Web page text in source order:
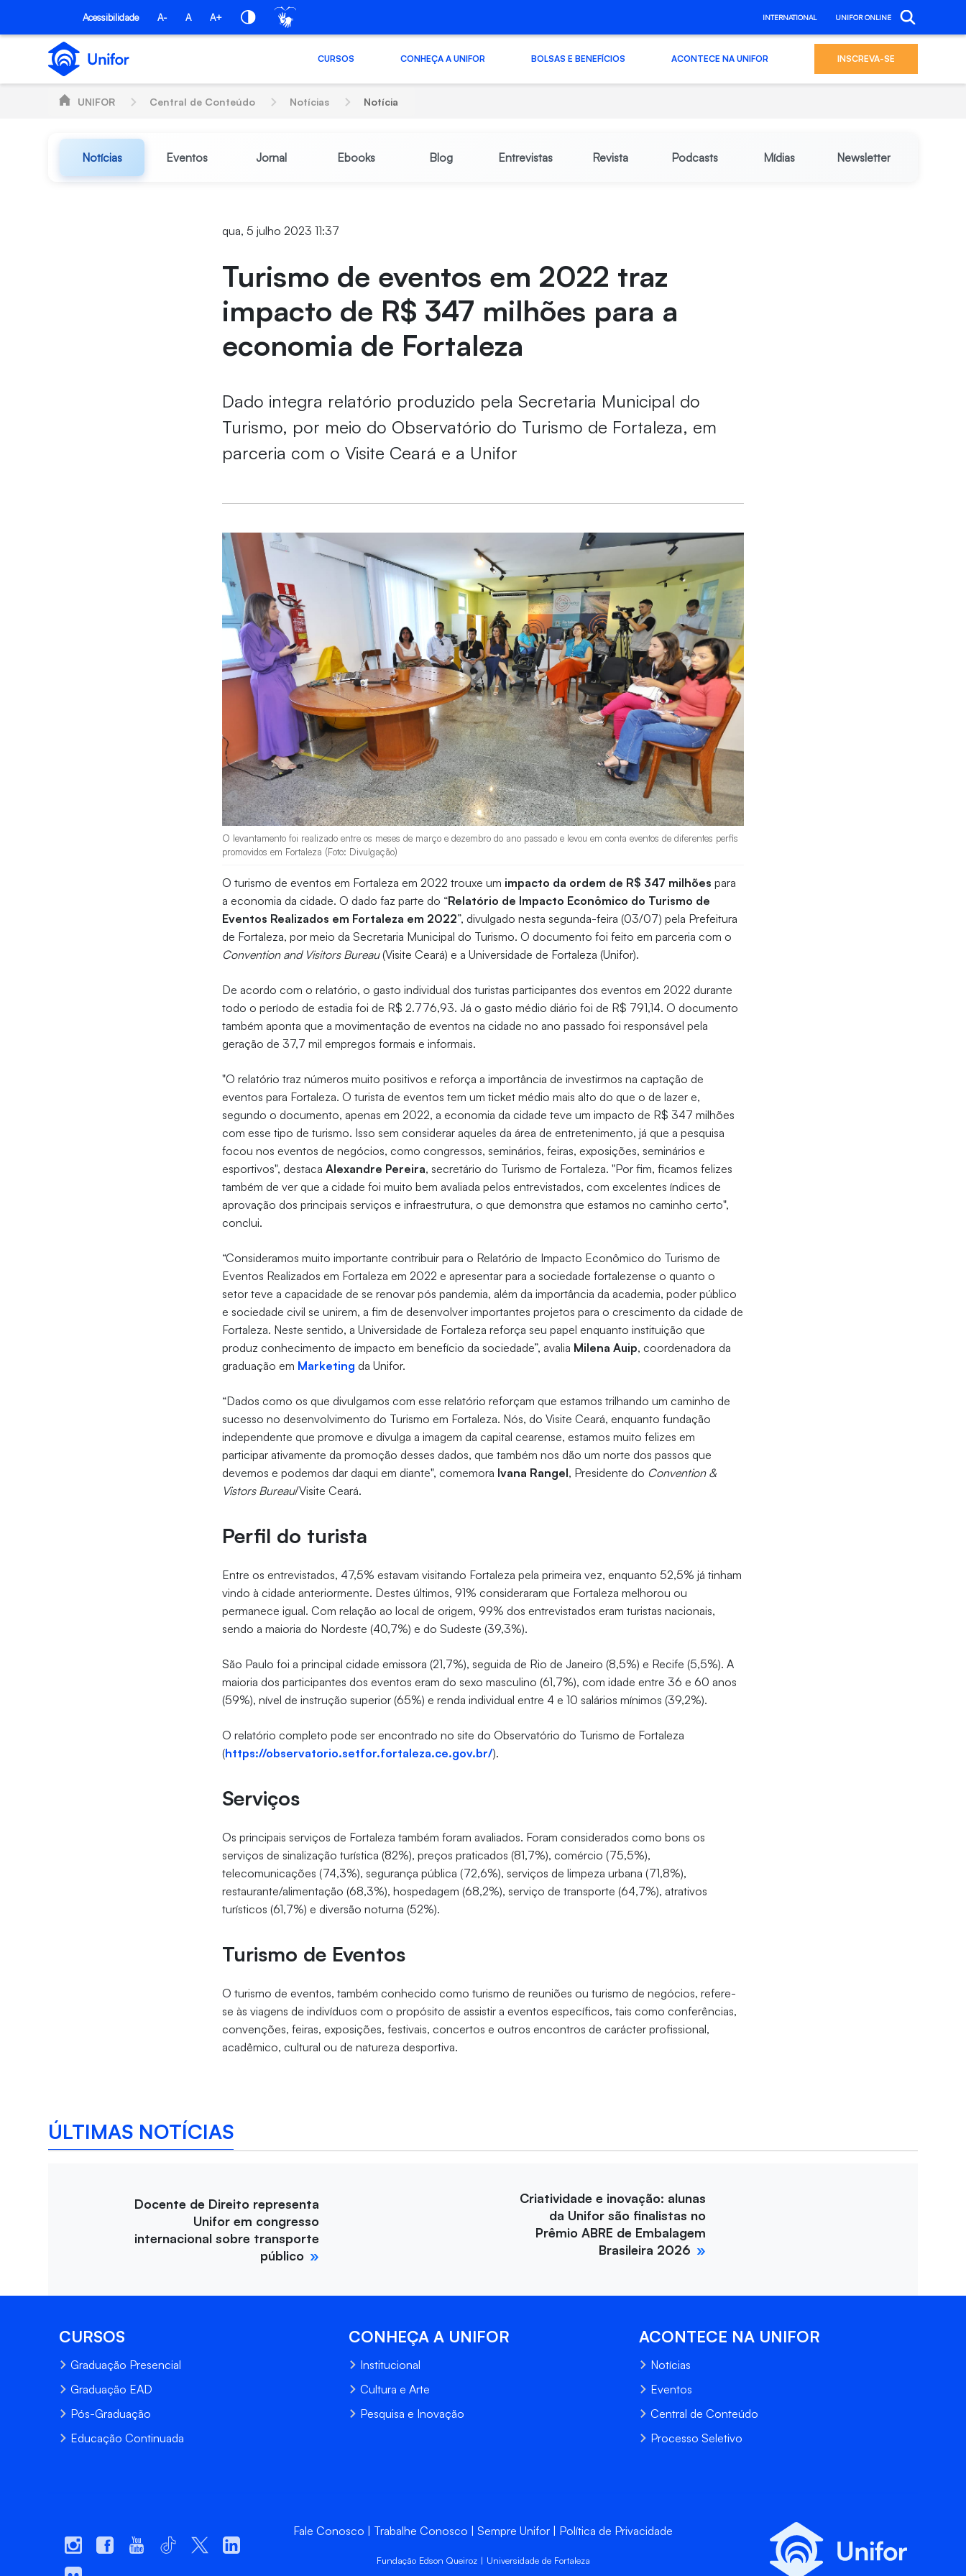
Pular para o Conteúdo principal
Acessibilidade A- A A+ INTERNATIONAL UNIFOR ONLINE
CURSOS CONHEÇA A UNIFOR BOLSAS E BENEFÍCIOS ACONTECE NA UNIFOR INSCREVA-SE
UNIFOR Central de Conteúdo Notícias Notícia
Notícias Eventos Jornal Ebooks Blog Entrevistas Revista Podcasts Mídias Newsletter
qua, 5 julho 2023 11:37
Turismo de eventos em 2022 traz
impacto de R$ 347 milhões para a
economia de Fortaleza
Dado integra relatório produzido pela Secretaria Municipal do
Turismo, por meio do Observatório do Turismo de Fortaleza, em
parceria com o Visite Ceará e a Unifor
O levantamento foi realizado entre os meses de março e dezembro do ano passado e levou em conta eventos de diferentes perfis
promovidos em Fortaleza (Foto: Divulgação)
O turismo de eventos em Fortaleza em 2022 trouxe um impacto da ordem de R$ 347 milhões para
a economia da cidade. O dado faz parte do “Relatório de Impacto Econômico do Turismo de
Eventos Realizados em Fortaleza em 2022”, divulgado nesta segunda-feira (03/07) pela Prefeitura
de Fortaleza, por meio da Secretaria Municipal do Turismo. O documento foi feito em parceria com o
Convention and Visitors Bureau(Visite Ceará) e a Universidade de Fortaleza (Unifor).
De acordo com o relatório, o gasto individual dos turistas participantes dos eventos em 2022 durante
todo o período de estadia foi de R$ 2.776,93. Já o gasto médio diário foi de R$ 791,14. O documento
também aponta que a movimentação de eventos na cidade no ano passado foi responsável pela
geração de 37,7 mil empregos formais e informais.
"O relatório traz números muito positivos e reforça a importância de investirmos na captação de
eventos para Fortaleza. O turista de eventos tem um ticket médio mais alto do que o de lazer e,
segundo o documento, apenas em 2022, a economia da cidade teve um impacto de R$ 347 milhões
com esse tipo de turismo. Isso sem considerar aqueles da área de entretenimento, já que a pesquisa
focou nos eventos de negócios, como congressos, seminários, feiras, exposições, seminários e
esportivos", destacaAlexandre Pereira, secretário do Turismo de Fortaleza. "Por fim, ficamos felizes
também de ver que a cidade foi muito bem avaliada pelos entrevistados, com excelentes índices de
aprovação dos principais serviços e infraestrutura, o que demonstra que estamos no caminho certo",
conclui.
“Consideramos muito importante contribuir para o Relatório de Impacto Econômico do Turismo de
Eventos Realizados em Fortaleza em 2022 e apresentar para a sociedade fortalezense o quanto o
setor teve a capacidade de se renovar pós pandemia, além da importância da academia, poder público
e sociedade civil se unirem, a fim de desenvolver importantes projetos para o crescimento da cidade de
Fortaleza. Neste sentido, a Universidade de Fortaleza reforça seu papel enquanto instituição que
produz conhecimento de impacto em benefício da sociedade”, avalia Milena Auip, coordenadora da
graduação em Marketing da Unifor.
“Dados como os que divulgamos com esse relatório reforçam que estamos trilhando um caminho de
sucesso no desenvolvimento do Turismo em Fortaleza. Nós, do Visite Ceará, enquanto fundação
independente que promove e divulga a imagem da capital cearense, estamos muito felizes em
participar ativamente da promoção desses dados, que também nos dão um norte dos passos que
devemos e podemos dar daqui em diante", comemora Ivana Rangel, Presidente do Convention &
Vistors Bureau/Visite Ceará.
Perfil do turista
Entre os entrevistados, 47,5% estavam visitando Fortaleza pela primeira vez, enquanto 52,5% já tinham
vindo à cidade anteriormente. Destes últimos, 91% consideraram que Fortaleza melhorou ou
permanece igual. Com relação ao local de origem, 99% dos entrevistados eram turistas nacionais,
sendo a maioria do Nordeste (40,7%) e do Sudeste (39,3%).
São Paulo foi a principal cidade emissora (21,7%), seguida de Rio de Janeiro (8,5%) e Recife (5,5%). A
maioria dos participantes dos eventos eram do sexo masculino (61,7%), com idade entre 36 e 60 anos
(59%), nível de instrução superior (65%) e renda individual entre 4 e 10 salários mínimos (39,2%).
O relatório completo pode ser encontrado no site do Observatório do Turismo de Fortaleza
(https://observatorio.setfor.fortaleza.ce.gov.br/).
Serviços
Os principais serviços de Fortaleza também foram avaliados. Foram considerados como bons os
serviços de sinalização turística (82%), preços praticados (81,7%), comércio (75,5%),
telecomunicações (74,3%), segurança pública (72,6%), serviços de limpeza urbana (71,8%),
restaurante/alimentação (68,3%), hospedagem (68,2%), serviço de transporte (64,7%), atrativos
turísticos (61,7%) e diversão noturna (52%).
Turismo de Eventos
O turismo de eventos, também conhecido como turismo de reuniões ou turismo de negócios, refere-
se às viagens de indivíduos com o propósito de assistir a eventos específicos, tais como conferências,
convenções, feiras, exposições, festivais, concertos e outros encontros de carácter profissional,
acadêmico, cultural ou de natureza desportiva.
ÚLTIMAS NOTÍCIAS
Docente de Direito representa
Unifor em congresso
internacional sobre transporte
público
Criatividade e inovação: alunas
da Unifor são finalistas no
Prêmio ABRE de Embalagem
Brasileira 2026
CURSOS
Graduação Presencial
Graduação EAD
Pós-Graduação
Educação Continuada
CONHEÇA A UNIFOR
Institucional
Cultura e Arte
Pesquisa e Inovação
ACONTECE NA UNIFOR
Notícias
Eventos
Central de Conteúdo
Processo Seletivo
Fale Conosco Trabalhe Conosco Sempre Unifor Política de Privacidade
Fundação Edson Queiroz | Universidade de Fortaleza